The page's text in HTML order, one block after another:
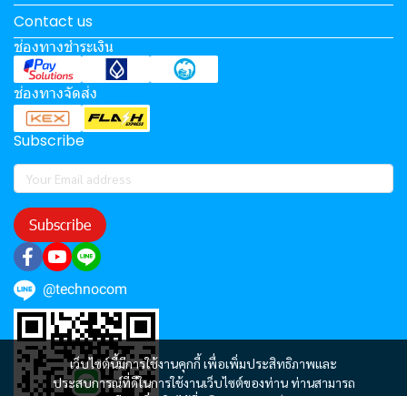
เว็บไซต์นี้มีการใช้งานคุกกี้ เพื่อเพิ่มประสิทธิภาพและ
ประสบการณ์ที่ดีในการใช้งานเว็บไซต์ของท่าน ท่านสามารถ
Contact us
ช่องทางชำระเงิน
ช่องทางจัดส่ง
Subscribe
Subscribe
@technocom